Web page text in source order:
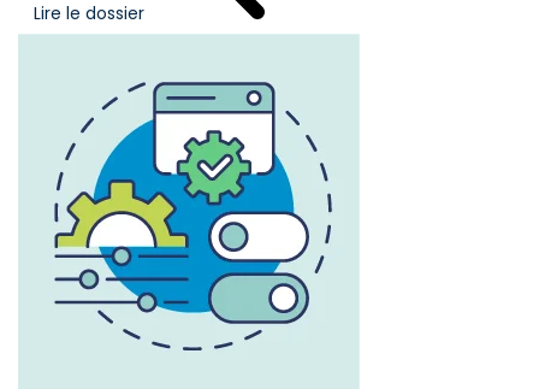
Lire le dossier